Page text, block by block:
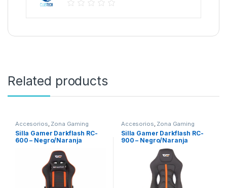
Related products
Accesorios, Zona Gaming
Silla Gamer Darkflash RC-
600 – Negro/Naranja
Accesorios, Zona Gaming
Silla Gamer Darkflash RC-
900 – Negro/Naranja